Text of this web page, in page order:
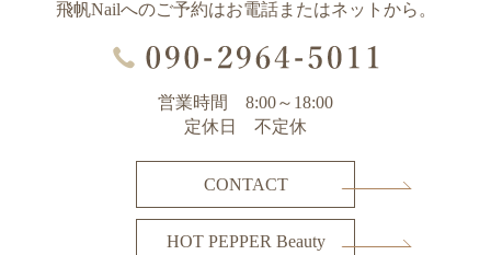
飛帆Nailへのご予約はお電話またはネットから。
営業時間 8:00～18:00
定休日 不定休
CONTACT
HOT PEPPER Beauty